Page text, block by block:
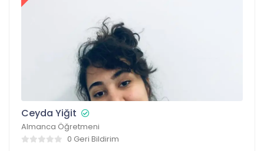
Ceyda Yiğit
Almanca Öğretmeni
0 Geri Bildirim